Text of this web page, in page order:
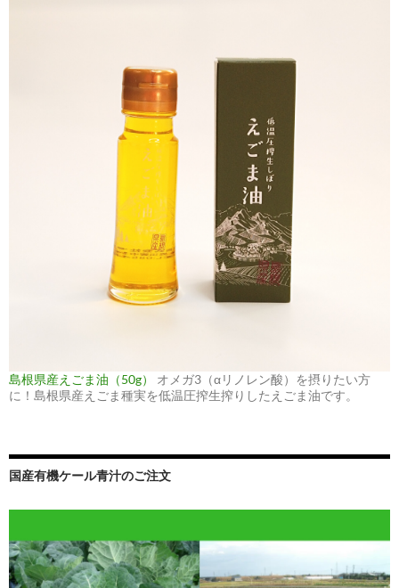
島根県産えごま油（50g）
オメガ3（αリノレン酸）を摂りたい方
に！島根県産えごま種実を低温圧搾生搾りしたえごま油です。
国産有機ケール青汁のご注文